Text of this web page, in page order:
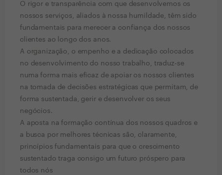
O rigor e transparência com que desenvolvemos os
nossos serviços, aliados à nossa humildade, têm sido
fundamentais para merecer a confiança dos nossos
clientes ao longo dos anos.
A organização, o empenho e a dedicação colocados
no desenvolvimento do nosso trabalho, traduz-se
numa forma mais eficaz de apoiar os nossos clientes
na tomada de decisões estratégicas que permitam, de
forma sustentada, gerir e desenvolver os seus
negócios.
A aposta na formação contínua dos nossos quadros e
a busca por melhores técnicas são, claramente,
princípios fundamentais para que o crescimento
sustentado traga consigo um futuro próspero para
todos nós